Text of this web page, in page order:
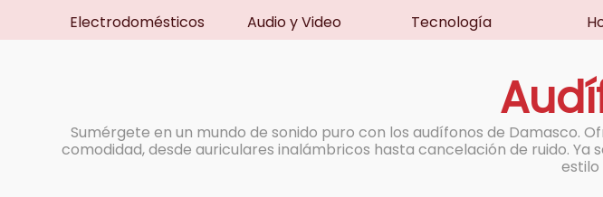
Electrodomésticos Audio y Video Tecnología
Sumérgete en un mundo de sonido puro con los audífonos de Damasco.
comodidad, desde auriculares inalámbricos hasta cancelación de ruido.
estilo
TÉRMINOS MÁS BUSCADOS
4. lavadora